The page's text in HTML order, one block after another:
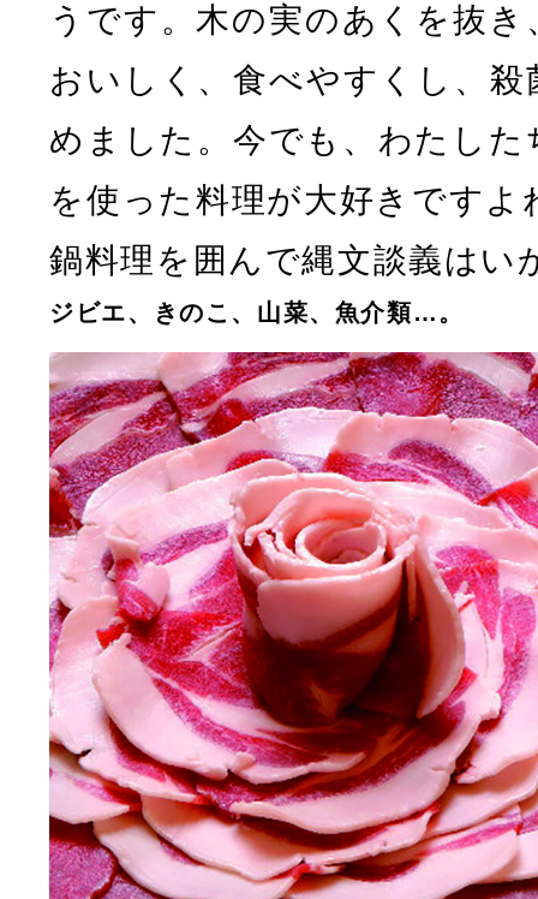
うです。木の実のあくを抜
おいしく、食べやすくし、
めました。今でも、わたし
を使った料理が大好きです
鍋料理を囲んで縄文談義はい
ジビエ、きのこ、山菜、魚介類…。